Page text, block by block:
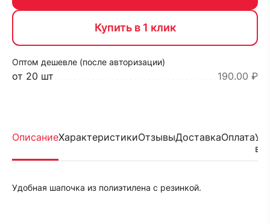
Купить в 1 клик
Оптом дешевле (после авторизации)
от 20 шт 190.00 ₽
ОписаниеХарактеристикиОтзывыДоставкаОплата
Удобная шапочка из полиэтилена с резинкой.